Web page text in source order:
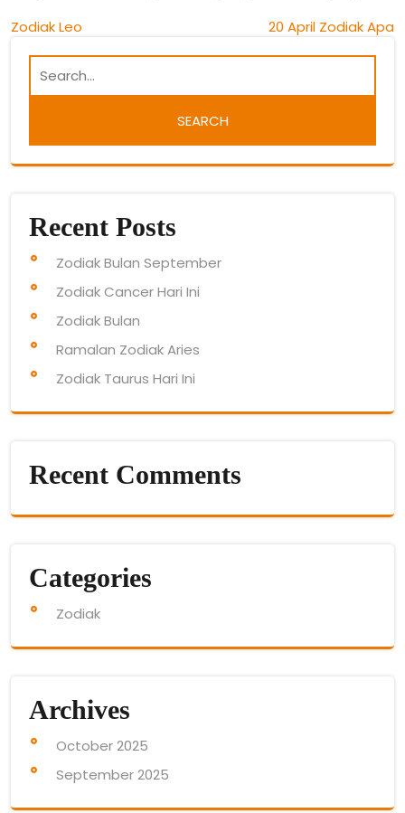
Post
navigation
Zodiak Leo 20 April Zodiak Apa
Recent Posts
Zodiak Bulan September
Zodiak Cancer Hari Ini
Zodiak Bulan
Ramalan Zodiak Aries
Zodiak Taurus Hari Ini
Recent Comments
Categories
Zodiak
Archives
October 2025
September 2025